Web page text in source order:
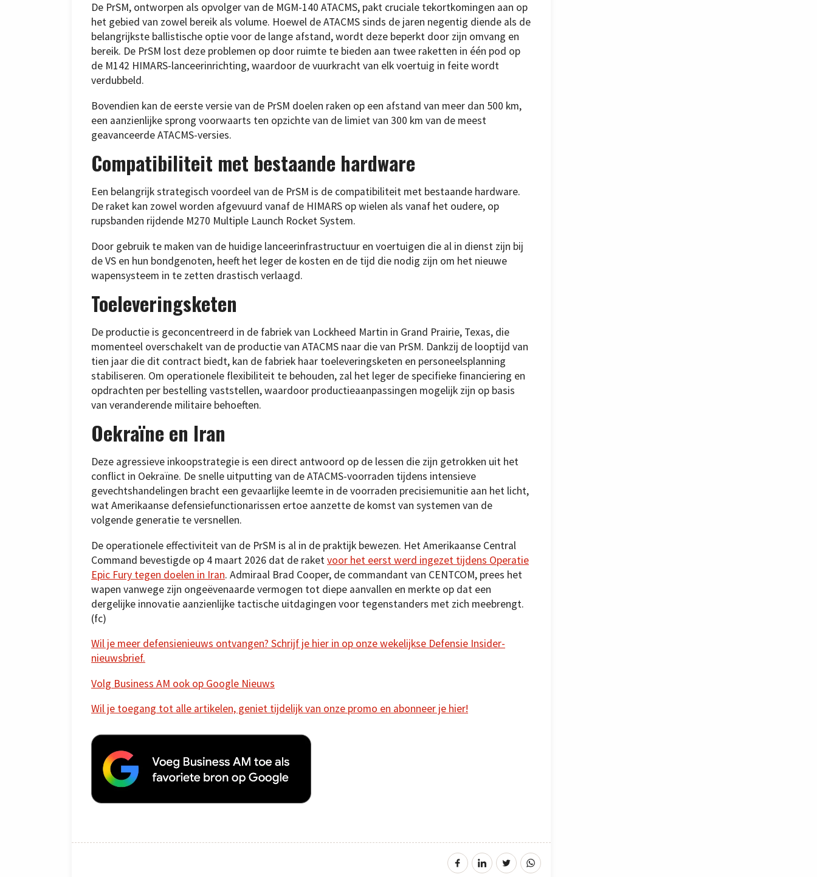
De PrSM, ontworpen als opvolger van de MGM-140 ATACMS, pakt cruciale tekortkomingen aan op
het gebied van zowel bereik als volume. Hoewel de ATACMS sinds de jaren negentig diende als de
belangrijkste ballistische optie voor de lange afstand, wordt deze beperkt door zijn omvang en
bereik. De PrSM lost deze problemen op door ruimte te bieden aan twee raketten in één pod op
de M142 HIMARS-lanceerinrichting, waardoor de vuurkracht van elk voertuig in feite wordt
verdubbeld.
Bovendien kan de eerste versie van de PrSM doelen raken op een afstand van meer dan 500 km,
een aanzienlijke sprong voorwaarts ten opzichte van de limiet van 300 km van de meest
geavanceerde ATACMS-versies.
Compatibiliteit met bestaande hardware
Een belangrijk strategisch voordeel van de PrSM is de compatibiliteit met bestaande hardware.
De raket kan zowel worden afgevuurd vanaf de HIMARS op wielen als vanaf het oudere, op
rupsbanden rijdende M270 Multiple Launch Rocket System.
Door gebruik te maken van de huidige lanceerinfrastructuur en voertuigen die al in dienst zijn bij
de VS en hun bondgenoten, heeft het leger de kosten en de tijd die nodig zijn om het nieuwe
wapensysteem in te zetten drastisch verlaagd.
Toeleveringsketen
De productie is geconcentreerd in de fabriek van Lockheed Martin in Grand Prairie, Texas, die
momenteel overschakelt van de productie van ATACMS naar die van PrSM. Dankzij de looptijd van
tien jaar die dit contract biedt, kan de fabriek haar toeleveringsketen en personeelsplanning
stabiliseren. Om operationele flexibiliteit te behouden, zal het leger de specifieke financiering en
opdrachten per bestelling vaststellen, waardoor productieaanpassingen mogelijk zijn op basis
van veranderende militaire behoeften.
Oekraïne en Iran
Deze agressieve inkoopstrategie is een direct antwoord op de lessen die zijn getrokken uit het
conflict in Oekraïne. De snelle uitputting van de ATACMS-voorraden tijdens intensieve
gevechtshandelingen bracht een gevaarlijke leemte in de voorraden precisiemunitie aan het licht,
wat Amerikaanse defensiefunctionarissen ertoe aanzette de komst van systemen van de
volgende generatie te versnellen.
De operationele effectiviteit van de PrSM is al in de praktijk bewezen. Het Amerikaanse Central
Command bevestigde op 4 maart 2026 dat de raketvoor het eerst werd ingezet tijdens Operatie
Epic Fury tegen doelen in Iran. Admiraal Brad Cooper, de commandant van CENTCOM, prees het
wapen vanwege zijn ongeëvenaarde vermogen tot diepe aanvallen en merkte op dat een
dergelijke innovatie aanzienlijke tactische uitdagingen voor tegenstanders met zich meebrengt.
(fc)
Wil je meer defensienieuws ontvangen? Schrijf je hier in op onze wekelijkse Defensie Insider-
nieuwsbrief.
Volg Business AM ook op Google Nieuws
Wil je toegang tot alle artikelen, geniet tijdelijk van onze promo en abonneer je hier!